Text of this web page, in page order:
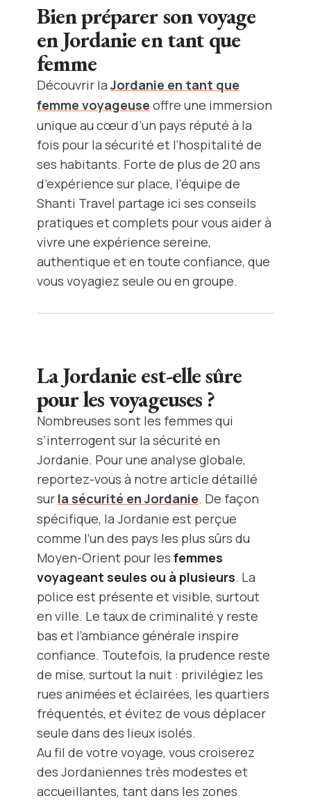
Bien préparer son voyage
en Jordanie en tant que
femme
Découvrir laJordanie en tant que
femme voyageuse offre une immersion
unique au cœur d’un pays réputé à la
fois pour la sécurité et l’hospitalité de
ses habitants. Forte de plus de 20 ans
d’expérience sur place, l’équipe de
Shanti Travel partage ici ses conseils
pratiques et complets pour vous aider à
vivre une expérience sereine,
authentique et en toute confiance, que
vous voyagiez seule ou en groupe.
La Jordanie est-elle sûre
pour les voyageuses ?
Nombreuses sont les femmes qui
s’interrogent sur la sécurité en
Jordanie. Pour une analyse globale,
reportez-vous à notre article détaillé
sur la sécurité en Jordanie. De façon
spécifique, la Jordanie est perçue
comme l’un des pays les plus sûrs du
Moyen-Orient pour les femmes
voyageant seules ou à plusieurs. La
police est présente et visible, surtout
en ville. Le taux de criminalité y reste
bas et l’ambiance générale inspire
confiance. Toutefois, la prudence reste
de mise, surtout la nuit : privilégiez les
rues animées et éclairées, les quartiers
fréquentés, et évitez de vous déplacer
seule dans des lieux isolés.
Au fil de votre voyage, vous croiserez
des Jordaniennes très modestes et
accueillantes, tant dans les zones